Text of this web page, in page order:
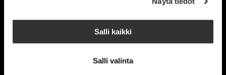
Salli kaikki
Salli valinta